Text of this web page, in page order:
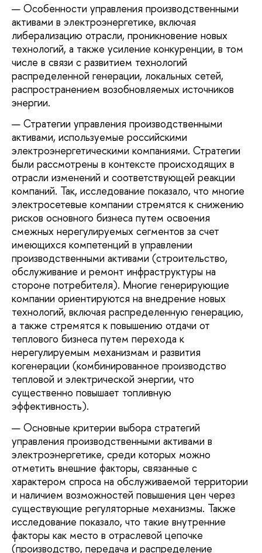
Особенности управления производственными
активами в электроэнергетике, включая
либерализацию отрасли, проникновение новых
технологий, а также усиление конкуренции, в том
числе в связи с развитием технологий
распределенной генерации, локальных сетей,
распространением возобновляемых источников
энергии.
Стратегии управления производственными
активами, используемые российскими
электроэнергетическими компаниями. Стратегии
были рассмотрены в контексте происходящих в
отрасли изменений и соответствующей реакции
компаний. Так, исследование показало, что многие
электросетевые компании стремятся к снижению
рисков основного бизнеса путем освоения
смежных нерегулируемых сегментов за счет
имеющихся компетенций в управлении
производственными активами (строительство,
обслуживание и ремонт инфраструктуры на
стороне потребителя). Многие генерирующие
компании ориентируются на внедрение новых
технологий, включая распределенную генерацию,
а также стремятся к повышению отдачи от
теплового бизнеса путем перехода к
нерегулируемым механизмам и развития
когенерации (комбинированное производство
тепловой и электрической энергии, что
существенно повышает топливную
эффективность).
Основные критерии выбора стратегий
управления производственными активами в
электроэнергетике, среди которых можно
отметить внешние факторы, связанные с
характером спроса на обслуживаемой территории
и наличием возможностей повышения цен через
существующие регуляторные механизмы. Также
исследование показало, что такие внутренние
факторы как место в отраслевой цепочке
(производство, передача и распределение